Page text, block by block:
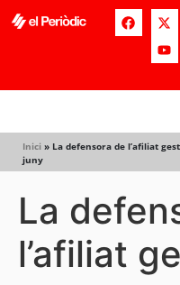
Inici » La defensora de l’afiliat
juny
La
l’afiliat